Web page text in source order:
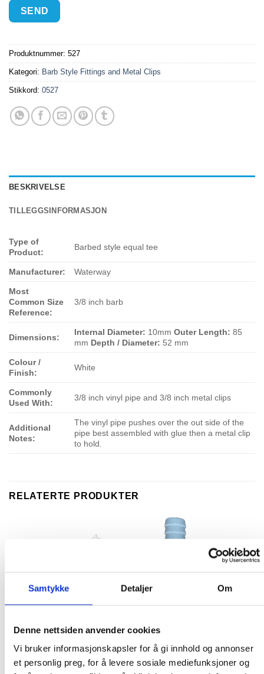
Samtykke Detaljer Om
Denne nettsiden anvender cookies
Vi bruker informasjonskapsler for å gi innhold og annonser
et personlig preg, for å levere sosiale mediefunksjoner og
Produktnummer: 527
Kategori: Barb Style Fittings and Metal Clips
Stikkord: 0527
BESKRIVELSE
TILLEGGSINFORMASJON
Type of
Product:
Barbed style equal tee
Manufacturer: Waterway
Most
Common Size
Reference:
3/8 inch barb
Dimensions:
Internal Diameter: 10mmOuter Length: 85
mm Depth / Diameter: 52 mm
Colour /
Finish:
White
Commonly
Used With:
3/8 inch vinyl pipe and 3/8 inch metal clips
Additional
Notes:
The vinyl pipe pushes over the out side of the
pipe best assembled with glue then a metal clip
to hold.
RELATERTE PRODUKTER
3-eighth inch Socket Barb
65.00kr
3/8″ Tee Connector
89.00kr